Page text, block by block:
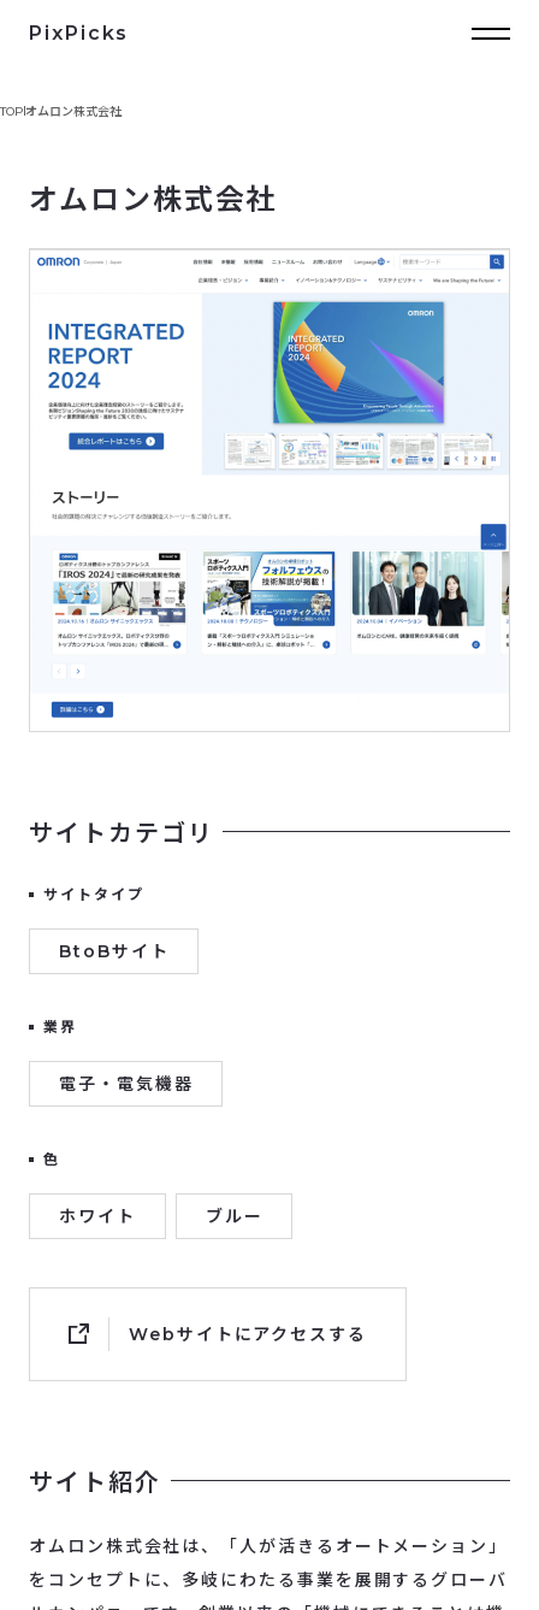
PixPicks
TOPオムロン株式会社
オムロン株式会社
サイトカテゴリ
サイトタイプ
BtoBサイト
業界
電子・電気機器
色
ホワイト ブルー
Webサイトにアクセスする
サイト紹介
オムロン株式会社は、「人が活きるオートメーション」
をコンセプトに、多岐にわたる事業を展開するグローバ